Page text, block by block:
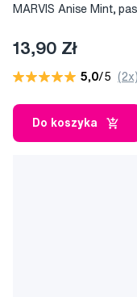
MARVIS Anise Mint,
13,90 Zł
5,0/5 (2x)
Do koszyka